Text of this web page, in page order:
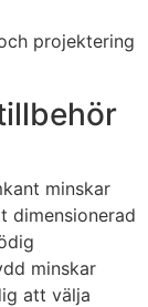
projektering
minskar
dimensionerad
minskar
att välja